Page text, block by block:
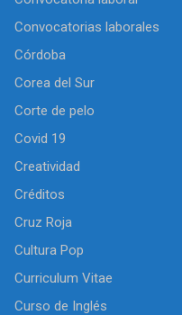
Convocatorias laborales
Córdoba
Corea del Sur
Corte de pelo
Covid 19
Creatividad
Créditos
Cruz Roja
Cultura Pop
Curriculum Vitae
Curso de Inglés